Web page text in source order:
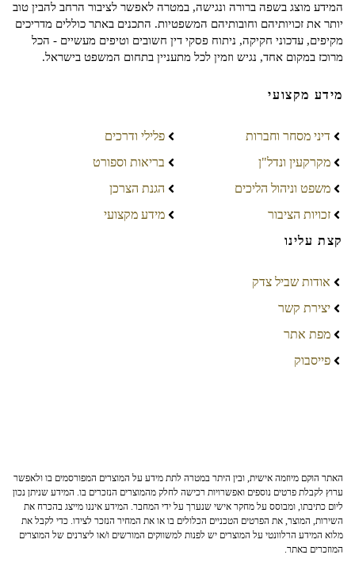
המידע מוצג בשפה ברורה ונגישה, במטרה לאפשר לציבור הרחב להבין טוב
יותר את זכויותיהם וחובותיהם המשפטיות. התכנים באתר כוללים מדריכים
מקיפים, עדכוני חקיקה, ניתוח פסקי דין חשובים וטיפים מעשיים - הכל
מרוכז במקום אחד, נגיש וזמין לכל מתעניין בתחום המשפט בישראל.
מידע מקצועי
דיני מסחר וחברות
מקרקעין ונדל"ן
משפט וניהול הליכים
זכויות הציבור
פלילי ודרכים
בריאות וספורט
הגנת הצרכן
מידע מקצועי
קצת עלינו
אודות שביל צדק
יצירת קשר
מפת אתר
פייסבוק
האתר הוקם מיוזמה אישית, ובין היתר במטרה לתת מידע על המוצרים המפורסמים בו ולאפשר
ערוץ לקבלת פרטים נוספים ואפשרויות רכישה לחלק מהמוצרים הנזכרים בו. המידע שניתן נכון
ליום כתיבתו, ומבוסס על מחקר אישי שנערך על ידי המחבר. המידע איננו מייצג בהכרח את
השירות, המוצר, את הפרטים הטכניים הכלולים בו או את המחיר הנזכר לצידו. כדי לקבל את
מלוא המידע הרלוונטי על המוצרים יש לפנות למשווקים המורשים ו/או ליצרנים של המוצרים
המוזכרים באתר.